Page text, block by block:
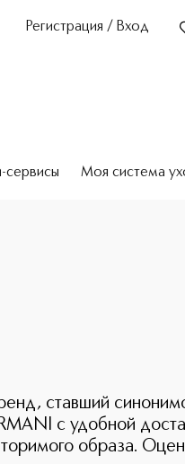
Регистрация / Вход
сервисы Моя система
ставший
с удобной
образа.